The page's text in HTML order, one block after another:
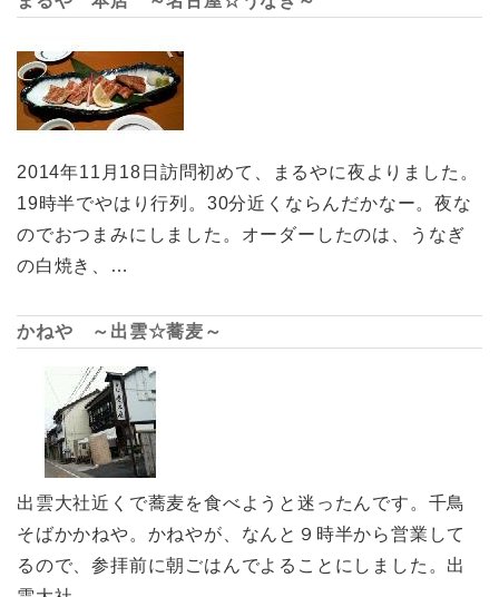
2014年11月18日訪問初めて、まるやに夜よりました。
19時半でやはり行列。30分近くならんだかなー。夜な
のでおつまみにしました。オーダーしたのは、うなぎ
の白焼き、…
かねや ～出雲☆蕎麦～
出雲大社近くで蕎麦を食べようと迷ったんです。千鳥
そばかかねや。かねやが、なんと９時半から営業して
るので、参拝前に朝ごはんでよることにしました。出